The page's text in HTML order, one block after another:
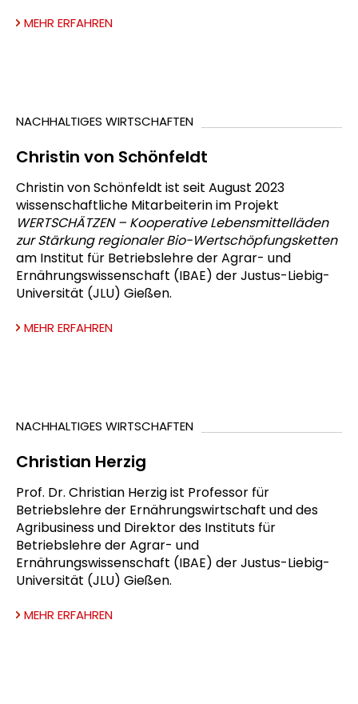
MEHR ERFAHREN
NACHHALTIGES WIRTSCHAFTEN
Christin von Schönfeldt
Christin von Schönfeldt ist seit August 2023
wissenschaftliche Mitarbeiterin im Projekt
WERTSCHÄTZEN – Kooperative Lebensmittelläden
zur Stärkung regionaler Bio-Wertschöpfungsketten
am Institut für Betriebslehre der Agrar- und
Ernährungswissenschaft (IBAE) der Justus-Liebig-
Universität (JLU) Gießen.
MEHR ERFAHREN
NACHHALTIGES WIRTSCHAFTEN
Christian Herzig
Prof. Dr. Christian Herzig ist Professor für
Betriebslehre der Ernährungswirtschaft und des
Agribusiness und Direktor des Instituts für
Betriebslehre der Agrar- und
Ernährungswissenschaft (IBAE) der Justus-Liebig-
Universität (JLU) Gießen.
MEHR ERFAHREN